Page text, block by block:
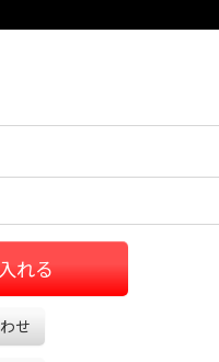
れる
せ